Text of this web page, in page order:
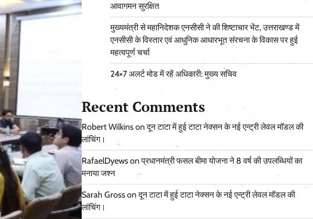
आवागमन सुरक्षित
मुख्यमंत्री से महानिदेशक एनसीसी ने की शिष्टाचार भेंट, उत्तराखण्ड में
एनसीसी के विस्तार एवं आधुनिक आधारभूत संरचना के विकास पर हुई
महत्वपूर्ण चर्चा
24×7 अलर्ट मोड में रहें अधिकारी: मुख्य सचिव
Recent Comments
Robert Wilkinsonदून टाटा में हुई टाटा नेक्सन के नई एन्ट्री लेवल मॉडल की
लांचिंग।
RafaelDyewsonप्रधानमंत्री फसल बीमा योजना ने 8 वर्ष की उपलब्धियों का
मनाया जश्न
Sarah Grossonदून टाटा में हुई टाटा नेक्सन के नई एन्ट्री लेवल मॉडल की
लांचिंग।